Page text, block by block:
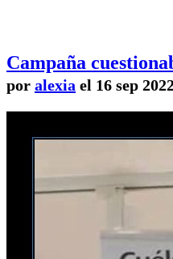
Campaña
por alexia el 16 sep